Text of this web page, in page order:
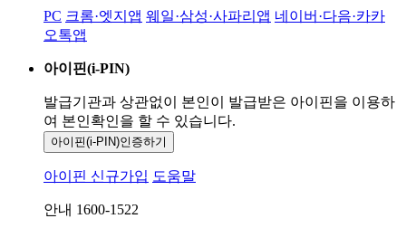
PC 크롬·엣지앱 웨일·삼성·사파리앱 네이버·다음·카카
오톡앱
아이핀(i-PIN)
발급기관과 상관없이 본인이 발급받은 아이핀을 이용하
여 본인확인을 할 수 있습니다.
아이핀(i-PIN)인증하기
아이핀 신규가입 도움말
안내 1600-1522